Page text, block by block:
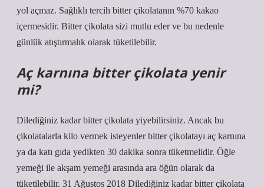
yol açmaz. Sağlıklı tercih bitter çikolatanın %70 kakao
içermesidir. Bitter çikolata sizi mutlu eder ve bu nedenle
günlük atıştırmalık olarak tüketilebilir.
Aç karnına bitter çikolata yenir
mi?
Dilediğiniz kadar bitter çikolata yiyebilirsiniz. Ancak bu
çikolatalarla kilo vermek isteyenler bitter çikolatayı aç karnına
ya da katı gıda yedikten 30 dakika sonra tüketmelidir. Öğle
yemeği ile akşam yemeği arasında ara öğün olarak da
tüketilebilir. 31 Ağustos 2018 Dilediğiniz kadar bitter çikolata